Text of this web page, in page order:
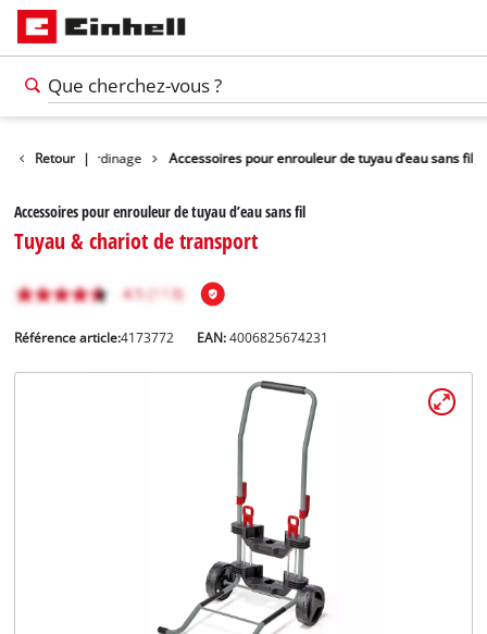
Retour |
de jardinage Accessoires pour enrouleur de tuyau d’eau sans fil
Accessoires pour enrouleur de tuyau d’eau sans fil
Tuyau & chariot de transport
Référence article:4173772 EAN:4006825674231